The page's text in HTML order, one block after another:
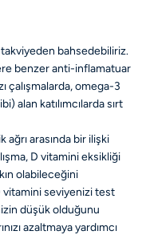
takviyeden bahsedebiliriz.
benzer anti-inflamatuar
çalışmalarda, omega-3
alan katılımcılarda sırt
ağrı arasında bir ilişki
D vitamini eksikliği
olabileceğini
vitamini seviyenizi test
düşük olduğunu
azaltmaya yardımcı